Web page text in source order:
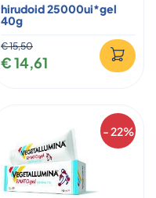
hirudoid 25000ui*gel
40g
€ 15,50
€ 14,61
- 22%